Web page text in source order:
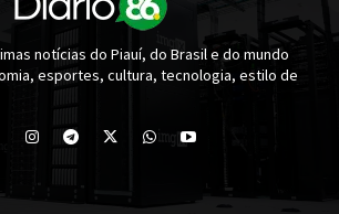
notícias do Piauí, do Brasil e do mundo
esportes, cultura, tecnologia, estilo de